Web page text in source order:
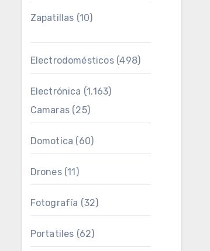
Zapatillas (10)
Electrodomésticos(498)
Electrónica (1.163)
Camaras(25)
Domotica (60)
Drones(11)
Fotografía (32)
Portatiles (62)